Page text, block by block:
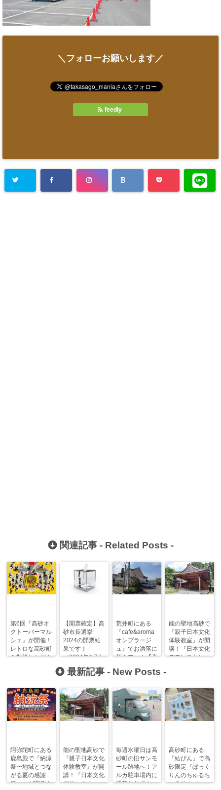
＼フォローお願いします／
feedly
関連記事 - Related Posts -
第6回『高砂オ
クトーバーマル
シェ』が開催！
レトロな高砂町
を散策しながら
【開票確定】高
砂市長選挙
2024の開票結
果です！
（2024年4月7
日執行）
荒井町にある
『cafe&aroma
オンブラージ
ュ』でお洒落に
朝カフェ！【高
にあ】
能の聖地高砂で
『親子日本文化
体験教室』が開
講！『日本文化
デモンストレー
最新記事 - New Posts -
阿弥陀町にある
鹿島殿で『納涼
祭〜地域とつな
がる夏の感謝
祭〜』が開催さ
能の聖地高砂で
『親子日本文化
体験教室』が開
講！『日本文化
デモンストレー
毎週水曜日は高
砂町の旧サンモ
ール跡地へ！ア
ルカ駐車場内に
週替わりでキッ
高砂町にある
『結びん』で高
砂限定『ぼっく
りんのちゅるち
ゅるりん♪シー